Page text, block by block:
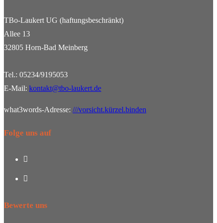
TBo-Laukert UG (haftungsbeschränkt)
Allee 13
32805 Horn-Bad Meinberg
Tel.: 05234/9195053
E-Mail: kontakt@tbo-laukert.de
what3words-Adresse: ///vorsicht.kürzel.binden
Folge uns auf
tab
a
Bewerte uns